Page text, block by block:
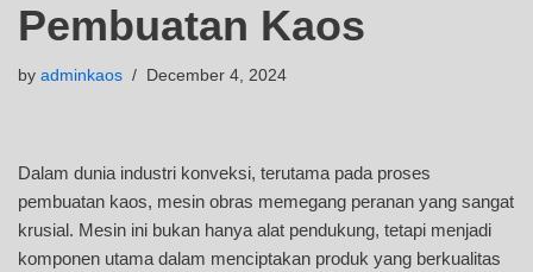
Pembuatan Kaos
by adminkaos December 4, 2024
Dalam dunia industri konveksi, terutama pada proses
pembuatan kaos, mesin obras memegang peranan yang sangat
krusial. Mesin ini bukan hanya alat pendukung, tetapi menjadi
komponen utama dalam menciptakan produk yang berkualitas